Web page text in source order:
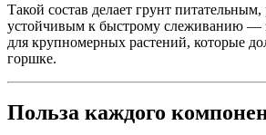
Такой состав делает грунт
устойчивым к быстрому слеживанию —
для крупномерных растений, которые
горшке.
Польза каждого